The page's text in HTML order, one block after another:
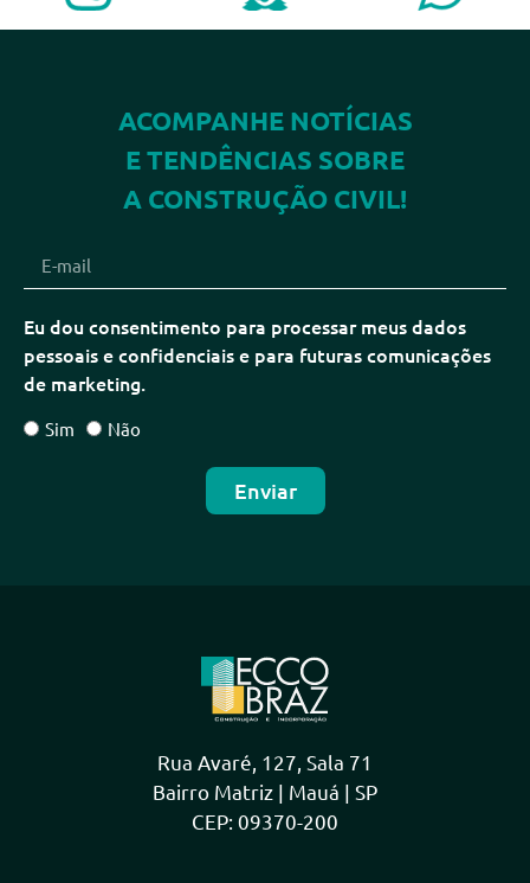
ACOMPANHE NOTÍCIAS
E TENDÊNCIAS SOBRE
A CONSTRUÇÃO CIVIL!
Eu dou consentimento para processar meus dados
pessoais e confidenciais e para futuras comunicações
de marketing.
Sim Não
Enviar
Rua Avaré, 127, Sala 71
Bairro Matriz | Mauá | SP
CEP: 09370-200